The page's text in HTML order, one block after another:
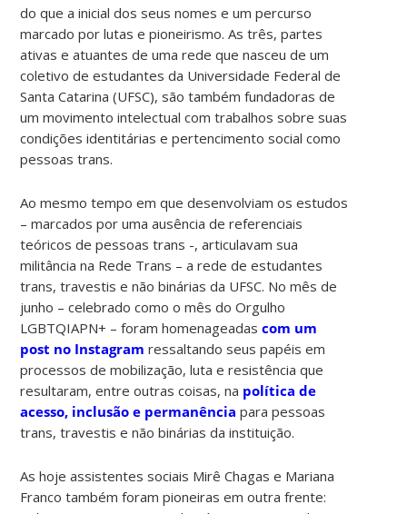
do que a inicial dos seus nomes e um percurso
marcado por lutas e pioneirismo. As três, partes
ativas e atuantes de uma rede que nasceu de um
coletivo de estudantes da Universidade Federal de
Santa Catarina (UFSC), são também fundadoras de
um movimento intelectual com trabalhos sobre suas
condições identitárias e pertencimento social como
pessoas trans.
Ao mesmo tempo em que desenvolviam os estudos
– marcados por uma ausência de referenciais
teóricos de pessoas trans -, articulavam sua
militância na Rede Trans – a rede de estudantes
trans, travestis e não binárias da UFSC. No mês de
junho – celebrado como o mês do Orgulho
LGBTQIAPN+ – foram homenageadascom um
post no Instagram ressaltando seus papéis em
processos de mobilização, luta e resistência que
resultaram, entre outras coisas, na política de
acesso, inclusão e permanência para pessoas
trans, travestis e não binárias da instituição.
As hoje assistentes sociais Mirê Chagas e Mariana
Franco também foram pioneiras em outra frente: